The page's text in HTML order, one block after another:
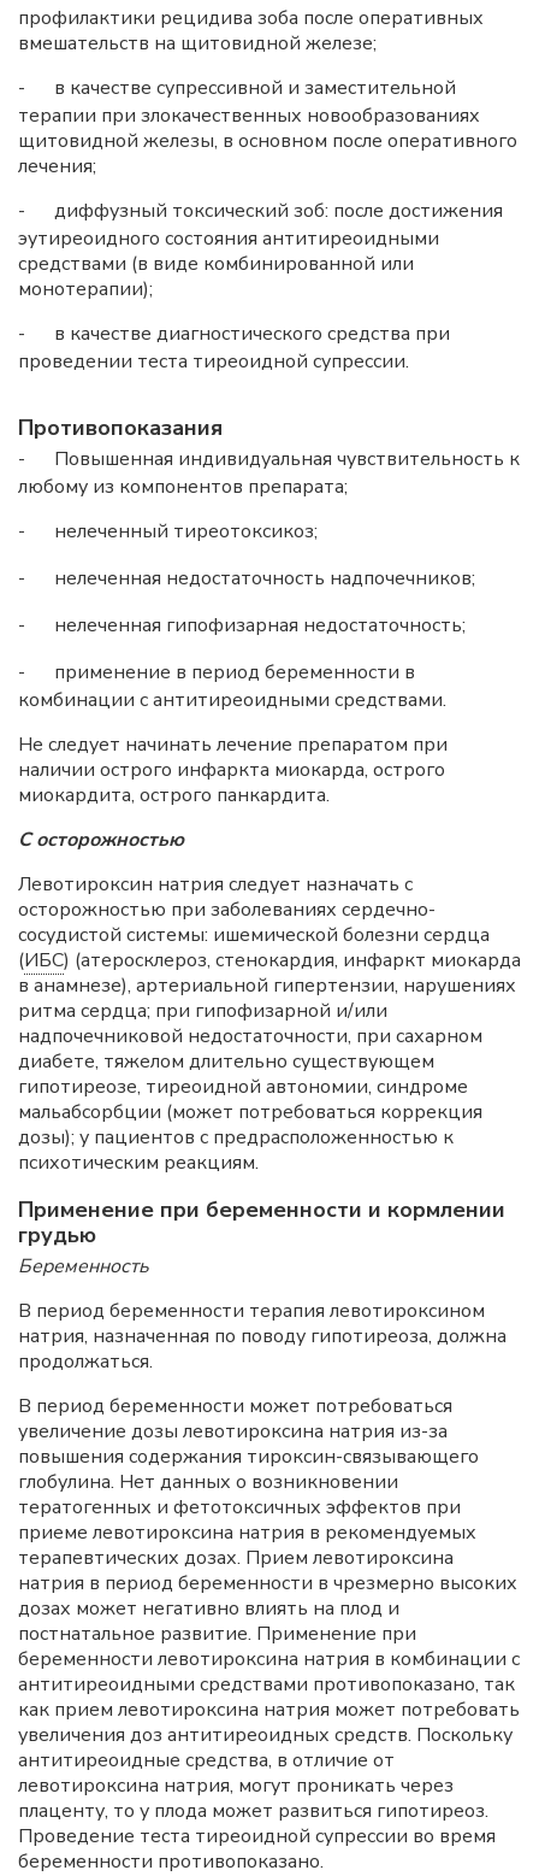
профилактики рецидива зоба после оперативных
вмешательств на щитовидной железе;
-
в качестве супрессивной и заместительной
терапии при злокачественных новообразованиях
щитовидной железы, в основном после оперативного
лечения;
-
диффузный токсический зоб: после достижения
эутиреоидного состояния антитиреоидными
средствами (в виде комбинированной или
монотерапии);
-
в качестве диагностического средства при
проведении теста тиреоидной супрессии.
Противопоказания
-
Повышенная индивидуальная чувствительность к
любому из компонентов препарата;
-
нелеченный тиреотоксикоз;
-
нелеченная недостаточность надпочечников;
-
нелеченная гипофизарная недостаточность;
-
применение в период беременности в
комбинации с антитиреоидными средствами.
Не следует начинать лечение препаратом при
наличии острого инфаркта миокарда, острого
миокардита, острого панкардита.
С осторожностью
Левотироксин натрия следует назначать с
осторожностью при заболеваниях сердечно-
сосудистой системы: ишемической болезни сердца
(ИБС) (атеросклероз, стенокардия, инфаркт миокарда
в анамнезе), артериальной гипертензии, нарушениях
ритма сердца; при гипофизарной и/или
надпочечниковой недостаточности, при сахарном
диабете, тяжелом длительно существующем
гипотиреозе, тиреоидной автономии, синдроме
мальабсорбции (может потребоваться коррекция
дозы); у пациентов с предрасположенностью к
психотическим реакциям.
Применение при беременности и кормлении
грудью
Беременность
В период беременности терапия левотироксином
натрия, назначенная по поводу гипотиреоза, должна
продолжаться.
В период беременности может потребоваться
увеличение дозы левотироксина натрия из-за
повышения содержания тироксин-связывающего
глобулина. Нет данных о возникновении
тератогенных и фетотоксичных эффектов при
приеме левотироксина натрия в рекомендуемых
терапевтических дозах. Прием левотироксина
натрия в период беременности в чрезмерно высоких
дозах может негативно влиять на плод и
постнатальное развитие. Применение при
беременности левотироксина натрия в комбинации с
антитиреоидными средствами противопоказано, так
как прием левотироксина натрия может потребовать
увеличения доз антитиреоидных средств. Поскольку
антитиреоидные средства, в отличие от
левотироксина натрия, могут проникать через
плаценту, то у плода может развиться гипотиреоз.
Проведение теста тиреоидной супрессии во время
беременности противопоказано.